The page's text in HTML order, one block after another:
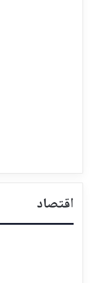
اقتصاد